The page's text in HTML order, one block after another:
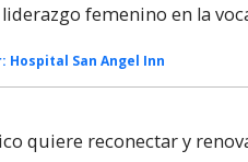
femenino en la
Hospital San Angel Inn
quiere reconectar y